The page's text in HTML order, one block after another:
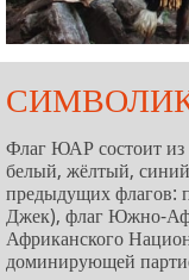
Флаг ЮАР состоит из
белый, жёлтый,
предыдущих флагов:
Джек), флаг Южно-
Африканского
доминирующей